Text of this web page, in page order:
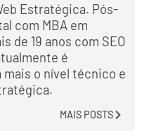
Estratégica. Pós-
com MBA em
de 19 anos com SEO
é
mais o nível técnico e
MAIS POSTS